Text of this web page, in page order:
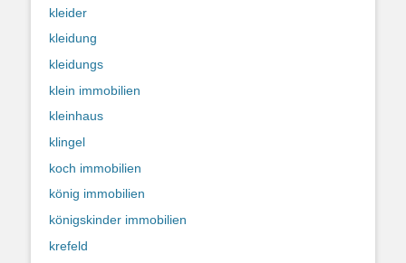
kleider
kleidung
kleidungs
klein immobilien
kleinhaus
klingel
koch immobilien
könig immobilien
königskinder immobilien
krefeld